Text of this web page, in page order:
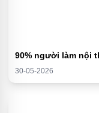
90% người làm nội
30-05-2026